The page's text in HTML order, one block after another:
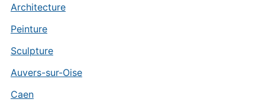
Architecture
Peinture
Sculpture
Auvers-sur-Oise
Caen